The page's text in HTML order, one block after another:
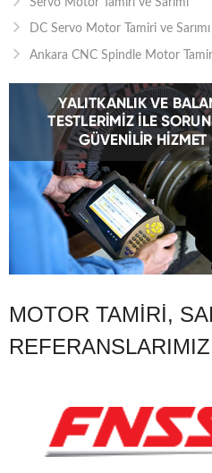
Servo Motor Tamiri ve Sarımı
DC Servo Motor Tamiri ve Sarımı
Ankara CNC Spindle Motor
MOTOR TAMIRI,
REFERANSLARIMIZ